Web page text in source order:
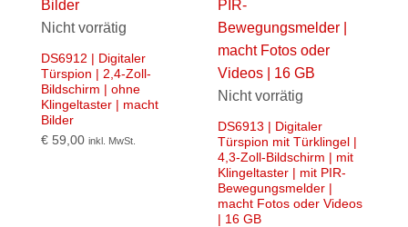
Nicht vorrätig
DS6912 | Digitaler
Türspion | 2,4-Zoll-
Bildschirm | ohne
Klingeltaster | macht
Bilder
€ 59,00 inkl. MwSt.
Nicht vorrätig
DS6913 | Digitaler
Türspion mit Türklingel |
4,3-Zoll-Bildschirm | mit
Klingeltaster | mit PIR-
Bewegungsmelder |
macht Fotos oder Videos
| 16 GB